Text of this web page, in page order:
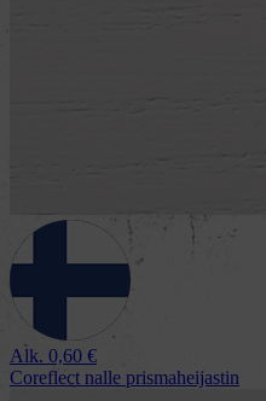
Alk. 0,60 €
Coreflect nalle prismaheijastin